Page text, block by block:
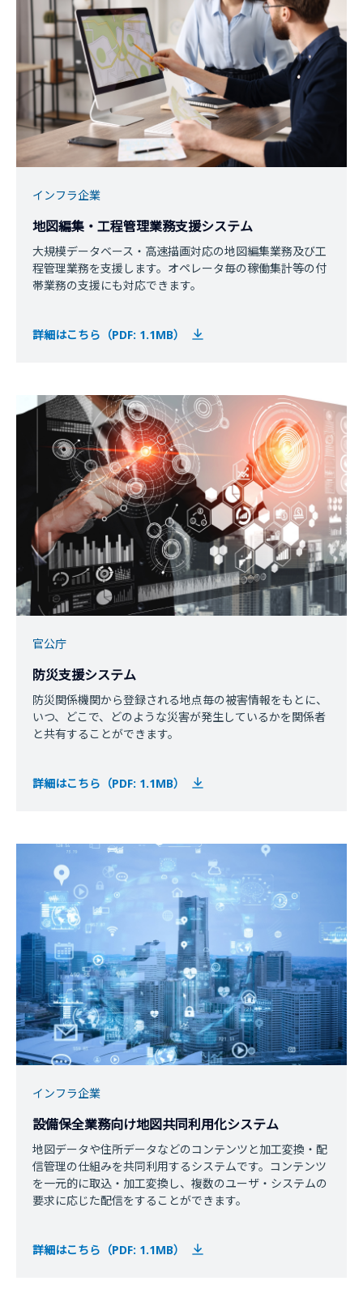
インフラ企業
地図編集・工程管理業務支援システム
大規模データベース・高速描画対応の地図編集業務及び工
程管理業務を支援します。オペレータ毎の稼働集計等の付
帯業務の支援にも対応できます。
詳細はこちら（PDF: 1.1MB）
官公庁
防災支援システム
防災関係機関から登録される地点毎の被害情報をもとに、
いつ、どこで、どのような災害が発生しているかを関係者
と共有することができます。
詳細はこちら（PDF: 1.1MB）
インフラ企業
設備保全業務向け地図共同利用化システム
地図データや住所データなどのコンテンツと加工変換・配
信管理の仕組みを共同利用するシステムです。コンテンツ
を一元的に取込・加工変換し、複数のユーザ・システムの
要求に応じた配信をすることができます。
詳細はこちら（PDF: 1.1MB）